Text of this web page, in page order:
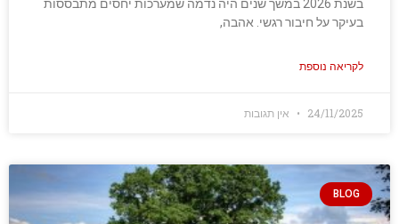
בשנת 2026 במשך שנים היה נדמה שמערכות יחסים מתבססות
בעיקר על חיבור רגשי. אהבה,
לקריאה נוספת
24/11/2025 אין תגובות
BLOG